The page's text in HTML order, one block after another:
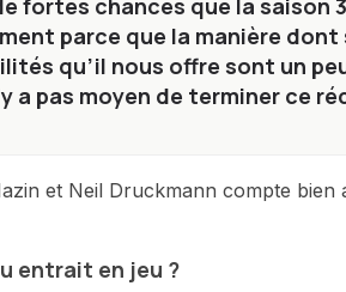
fortes chances que la saison
parce que la manière
qu’il nous offre sont un
a pas moyen de terminer ce
et Neil Druckmann compte
entrait en jeu ?